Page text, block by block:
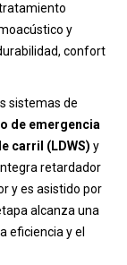
y
confort
sistemas de
de emergencia
carril (LDWS) y
retardador
y es asistido por
alcanza una
eficiencia y el